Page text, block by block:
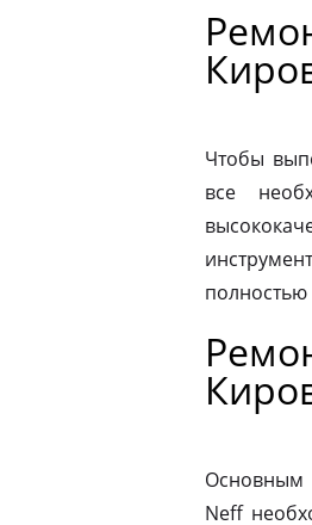
Чтобы
все
полностью
Основным
Neff